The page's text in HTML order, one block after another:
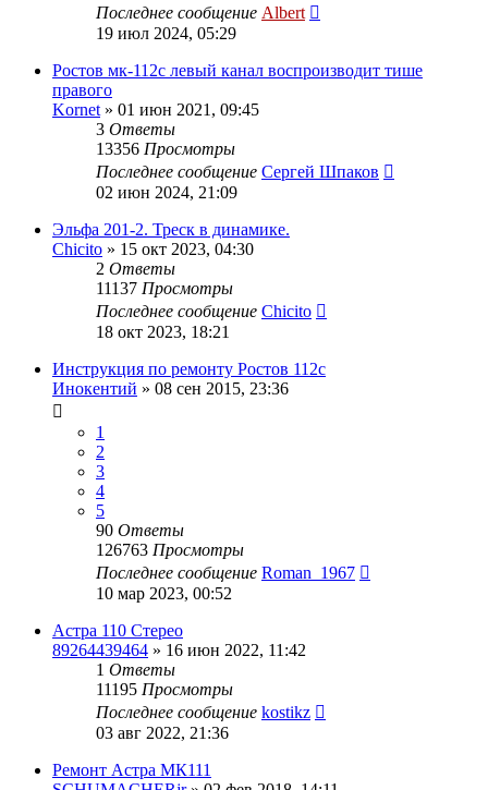
Последнее сообщение Albert
19 июл 2024, 05:29
Ростов мк-112с левый канал воспроизводит тише
правого
Kornet » 01 июн 2021, 09:45
3 Ответы
13356 Просмотры
Последнее сообщение Сергей Шпаков
02 июн 2024, 21:09
Эльфа 201-2. Треск в динамике.
Chicito » 15 окт 2023, 04:30
2 Ответы
11137 Просмотры
Последнее сообщение Chicito
18 окт 2023, 18:21
Инструкция по ремонту Ростов 112с
Инокентий » 08 сен 2015, 23:36
1
2
3
4
5
90 Ответы
126763 Просмотры
Последнее сообщение Roman_1967
10 мар 2023, 00:52
Астра 110 Стерео
89264439464 » 16 июн 2022, 11:42
1 Ответы
11195 Просмотры
Последнее сообщение kostikz
03 авг 2022, 21:36
Ремонт Астра МК111